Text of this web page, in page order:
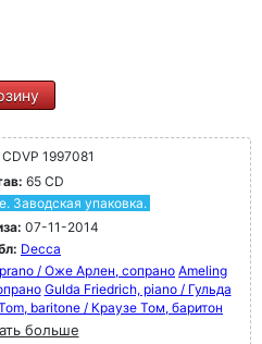
CDVP 1997081
65 CD
Заводская упаковка.
07-11-2014
Decca
/ Оже Арлен, сопрано Ameling
Gulda Friedrich, piano / Гульда
baritone / Краузе Том, баритон
больше